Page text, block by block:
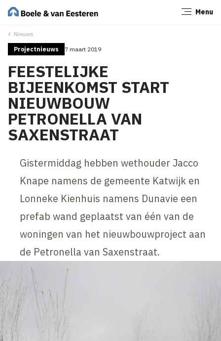
Menu
Nieuws
Projectnieuws 7 maart 2019
FEESTELIJKE
BIJEENKOMST START
NIEUWBOUW
PETRONELLA VAN
SAXENSTRAAT
Gistermiddag hebben wethouder Jacco
Knape namens de gemeente Katwijk en
Lonneke Kienhuis namens Dunavie een
prefab wand geplaatst van één van de
woningen van het nieuwbouwproject aan
de Petronella van Saxenstraat.
Sluiten